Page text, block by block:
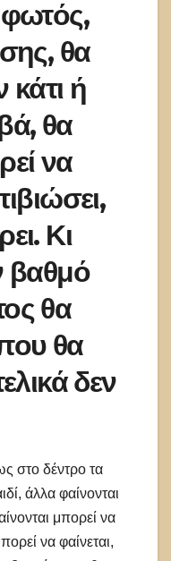
θα
κάτι ή
θα
να
Κι
βαθμό
θα
που θα
δεν
στο δέντρο τα
άλλα φαίνονται
μπορεί να
να φαίνεται,